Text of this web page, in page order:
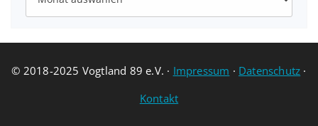
© 2018-2025 Vogtland 89 e.V. · Impressum · Datenschutz ·
Kontakt